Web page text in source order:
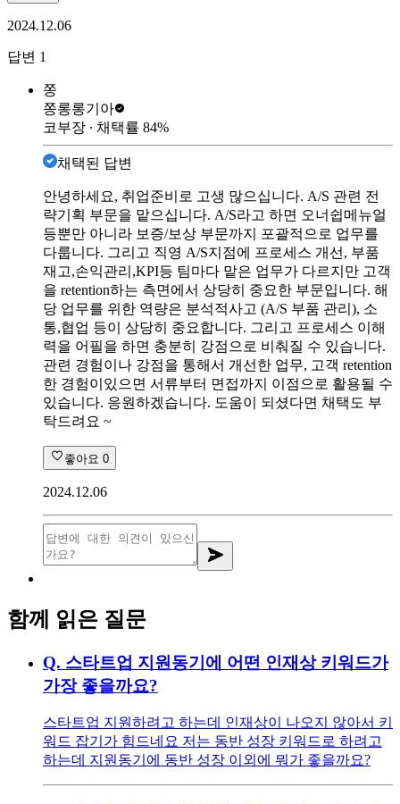
2024.12.06
답변 1
쫑
쫑롱롱기아
코부장 ∙ 채택률 84%
채택된 답변
안녕하세요, 취업준비로 고생 많으십니다. A/S 관련 전
략기획 부문을 맡으십니다. A/S라고 하면 오너쉽메뉴얼
등뿐만 아니라 보증/보상 부문까지 포괄적으로 업무를
다룹니다. 그리고 직영 A/S지점에 프로세스 개선, 부품
재고,손익관리,KPI등 팀마다 맡은 업무가 다르지만 고객
을 retention하는 측면에서 상당히 중요한 부문입니다. 해
당 업무를 위한 역량은 분석적사고 (A/S 부품 관리), 소
통,협업 등이 상당히 중요합니다. 그리고 프로세스 이해
력을 어필을 하면 충분히 강점으로 비춰질 수 있습니다.
관련 경험이나 강점을 통해서 개선한 업무, 고객 retention
한 경험이있으면 서류부터 면접까지 이점으로 활용될 수
있습니다. 응원하겠습니다. 도움이 되셨다면 채택도 부
탁드려요 ~
좋아요 0
2024.12.06
함께 읽은 질문
Q. 스타트업 지원동기에 어떤 인재상 키워드가
가장 좋을까요?
스타트업 지원하려고 하는데 인재상이 나오지 않아서 키
워드 잡기가 힘드네요 저는 동반 성장 키워드로 하려고
하는데 지원동기에 동반 성장 이외에 뭐가 좋을까요?